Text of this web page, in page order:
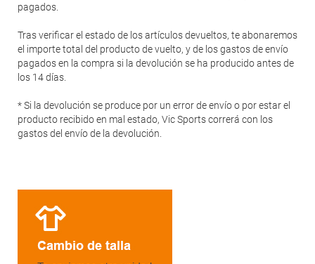
pagados.
Tras verificar el estado de los artículos devueltos, te abonaremos
el importe total del producto de vuelto, y de los gastos de envío
pagados en la compra si la devolución se ha producido antes de
los 14 días.
* Si la devolución se produce por un error de envío o por estar el
producto recibido en mal estado, Vic Sports correrá con los
gastos del envío de la devolución.